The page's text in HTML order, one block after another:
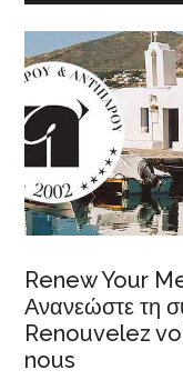
Renew Your
Ανανεώστε τη
Renouvelez
nous